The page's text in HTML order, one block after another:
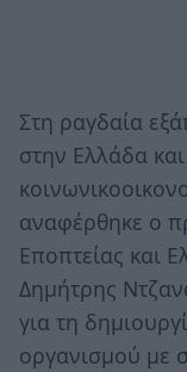
Στη ραγδαία
στην Ελλάδα
αναφέρθηκε ο
Εποπτείας και
Δημήτρης
για τη
οργανισμού με